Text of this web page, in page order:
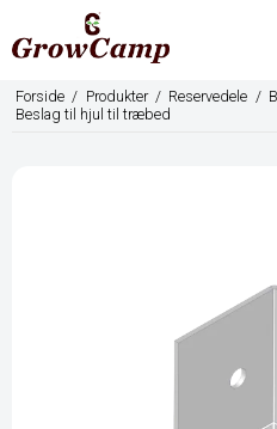
Forside / Produkter / Reservedele /
Beslag til hjul til træbed